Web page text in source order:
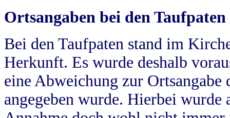
Ortsangaben bei den Taufpaten
Bei den Taufpaten stand im
Herkunft. Es wurde deshalb
eine Abweichung zur
angegeben wurde. Hierbei wurde